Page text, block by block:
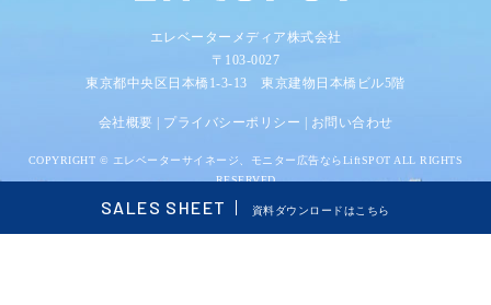
SALES SHEET 資料ダウンロードはこちら
エレベーターメディア株式会社
〒103-0027
東京都中央区日本橋1-3-13 東京建物日本橋ビル5階
会社概要 プライバシーポリシー お問い合わせ
COPYRIGHT © エレベーターサイネージ、モニター広告ならLiftSPOT ALL RIGHTS
RESERVED